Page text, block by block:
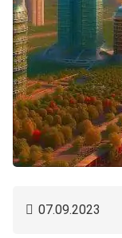
07.09.2023